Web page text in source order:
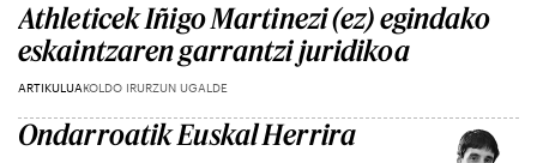
Athleticek Iñigo Martinezi (ez) egindako
eskaintzaren garrantzi juridikoa
ARTIKULUAKOLDO IRURZUN UGALDE
Ondarroatik Euskal Herrira